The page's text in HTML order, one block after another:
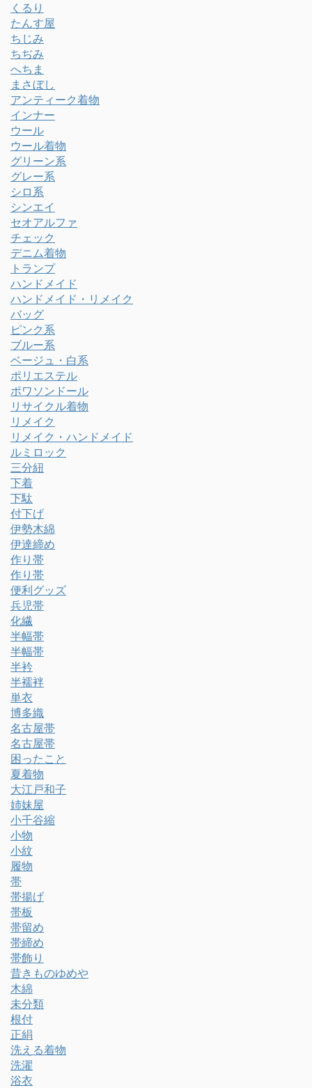
くるり
たんす屋
ちじみ
ちぢみ
へちま
まさぼし
アンティーク着物
インナー
ウール
ウール着物
グリーン系
グレー系
シロ系
シンエイ
セオアルファ
チェック
デニム着物
トランプ
ハンドメイド
ハンドメイド・リメイク
バッグ
ピンク系
ブルー系
ベージュ・白系
ポリエステル
ポワソンドール
リサイクル着物
リメイク
リメイク・ハンドメイド
ルミロック
三分紐
下着
下駄
付下げ
伊勢木綿
伊達締め
作り帯
作り帯
便利グッズ
兵児帯
化繊
半幅帯
半幅帯
半衿
半襦袢
単衣
博多織
名古屋帯
名古屋帯
困ったこと
夏着物
大江戸和子
姉妹屋
小千谷縮
小物
小紋
履物
帯
帯揚げ
帯板
帯留め
帯締め
帯飾り
昔きものゆめや
木綿
未分類
根付
正絹
洗える着物
洗濯
浴衣